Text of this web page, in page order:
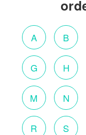
A B
G H
M N
R S